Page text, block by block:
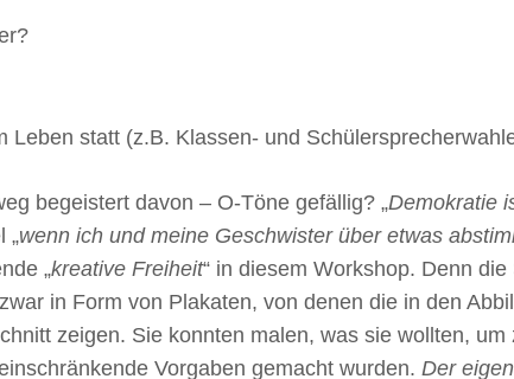
Leben statt (z.B. Klassen- und
begeistert davon – O-Töne gefällig? „Demokratie
„wenn ich und meine Geschwister über etwas
„kreative Freiheit“ in diesem Workshop. Denn
in Form von Plakaten, von denen die in den
zeigen. Sie konnten malen, was sie wollten, um
Vorgaben gemacht wurden. Der